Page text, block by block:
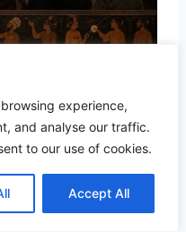
experience,
and analyse our traffic.
to our use of cookies.
Accept All
de la historia
↑ Volver al índice